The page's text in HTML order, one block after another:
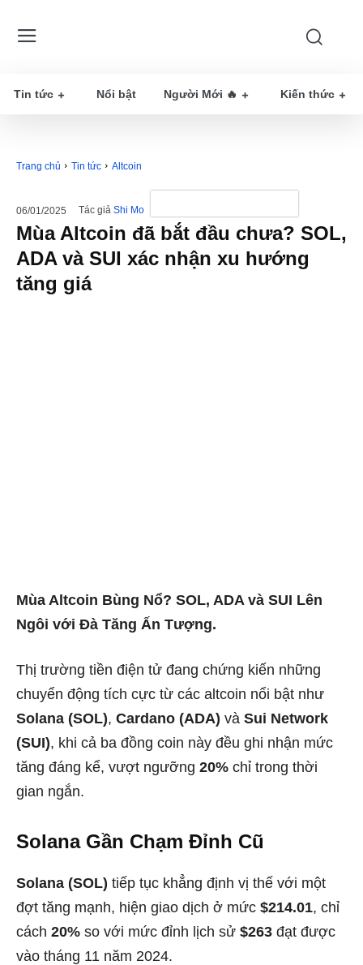
Tin tức Nổi bật Người Mới 🔥 Kiến thức
Trang chủ Tin tức Altcoin
06/01/2025 Tác giả Shi Mo
Mùa Altcoin đã bắt đầu chưa? SOL,
ADA và SUI xác nhận xu hướng
tăng giá
Mùa Altcoin Bùng Nổ? SOL, ADA và SUI Lên
Ngôi với Đà Tăng Ấn Tượng.
Thị trường tiền điện tử đang chứng kiến những
chuyển động tích cực từ các altcoin nổi bật như
Solana (SOL), Cardano (ADA) và Sui Network
(SUI), khi cả ba đồng coin này đều ghi nhận mức
tăng đáng kể, vượt ngưỡng 20% chỉ trong thời
gian ngắn.
Solana Gần Chạm Đỉnh Cũ
Solana (SOL) tiếp tục khẳng định vị thế với một
đợt tăng mạnh, hiện giao dịch ở mức $214.01, chỉ
cách 20% so với mức đỉnh lịch sử $263 đạt được
vào tháng 11 năm 2024.